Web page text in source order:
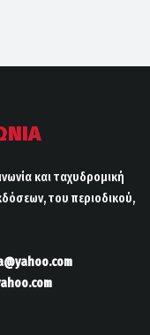
και ταχυδρομική
του περιοδικού,